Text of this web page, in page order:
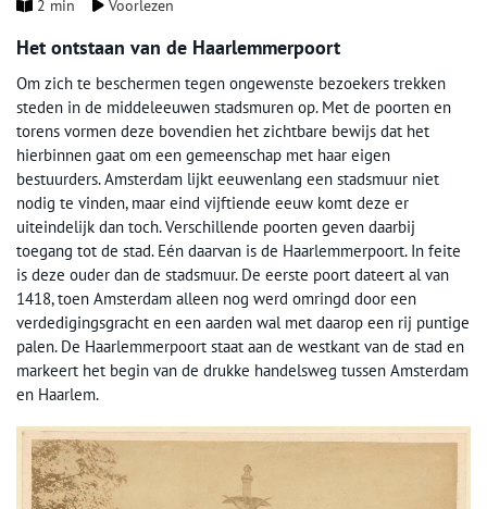
2 min Voorlezen
Het ontstaan van de Haarlemmerpoort
Om zich te beschermen tegen ongewenste bezoekers trekken
steden in de middeleeuwen stadsmuren op. Met de poorten en
torens vormen deze bovendien het zichtbare bewijs dat het
hierbinnen gaat om een gemeenschap met haar eigen
bestuurders. Amsterdam lijkt eeuwenlang een stadsmuur niet
nodig te vinden, maar eind vijftiende eeuw komt deze er
uiteindelijk dan toch. Verschillende poorten geven daarbij
toegang tot de stad. Eén daarvan is de Haarlemmerpoort. In feite
is deze ouder dan de stadsmuur. De eerste poort dateert al van
1418, toen Amsterdam alleen nog werd omringd door een
verdedigingsgracht en een aarden wal met daarop een rij puntige
palen. De Haarlemmerpoort staat aan de westkant van de stad en
markeert het begin van de drukke handelsweg tussen Amsterdam
en Haarlem.